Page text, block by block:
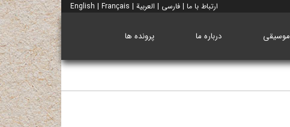
ارتباط با ما | فارسی | العربية |
English | Français
موسیقی درباره ما پرونده ها